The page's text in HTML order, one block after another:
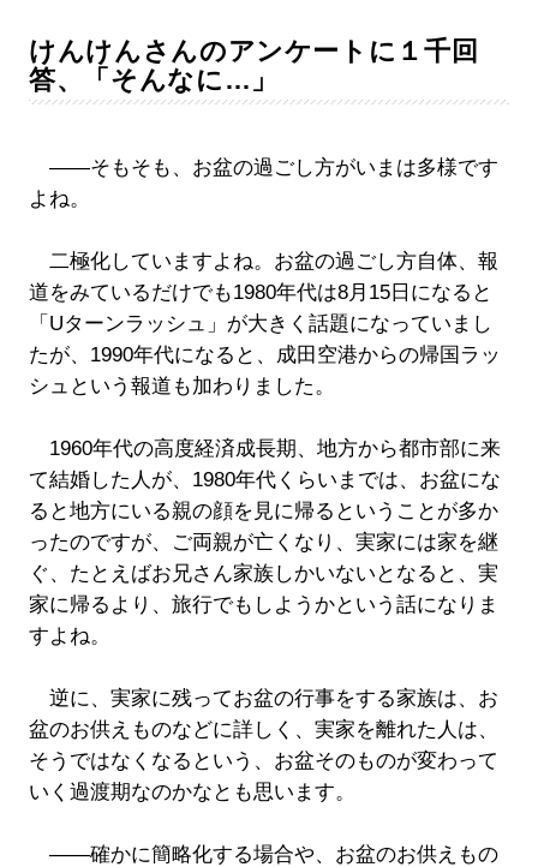
けんけんさんのアンケートに１千回
答、「そんなに…」
――そもそも、お盆の過ごし方がいまは多様です
よね。
二極化していますよね。お盆の過ごし方自体、報
道をみているだけでも1980年代は8月15日になると
「Uターンラッシュ」が大きく話題になっていまし
たが、1990年代になると、成田空港からの帰国ラッ
シュという報道も加わりました。
1960年代の高度経済成長期、地方から都市部に来
て結婚した人が、1980年代くらいまでは、お盆にな
ると地方にいる親の顔を見に帰るということが多か
ったのですが、ご両親が亡くなり、実家には家を継
ぐ、たとえばお兄さん家族しかいないとなると、実
家に帰るより、旅行でもしようかという話になりま
すよね。
逆に、実家に残ってお盆の行事をする家族は、お
盆のお供えものなどに詳しく、実家を離れた人は、
そうではなくなるという、お盆そのものが変わって
いく過渡期なのかなとも思います。
――確かに簡略化する場合や、お盆のお供えもの